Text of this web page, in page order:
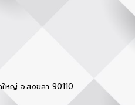
หญ่ จ.สงขลา 90110